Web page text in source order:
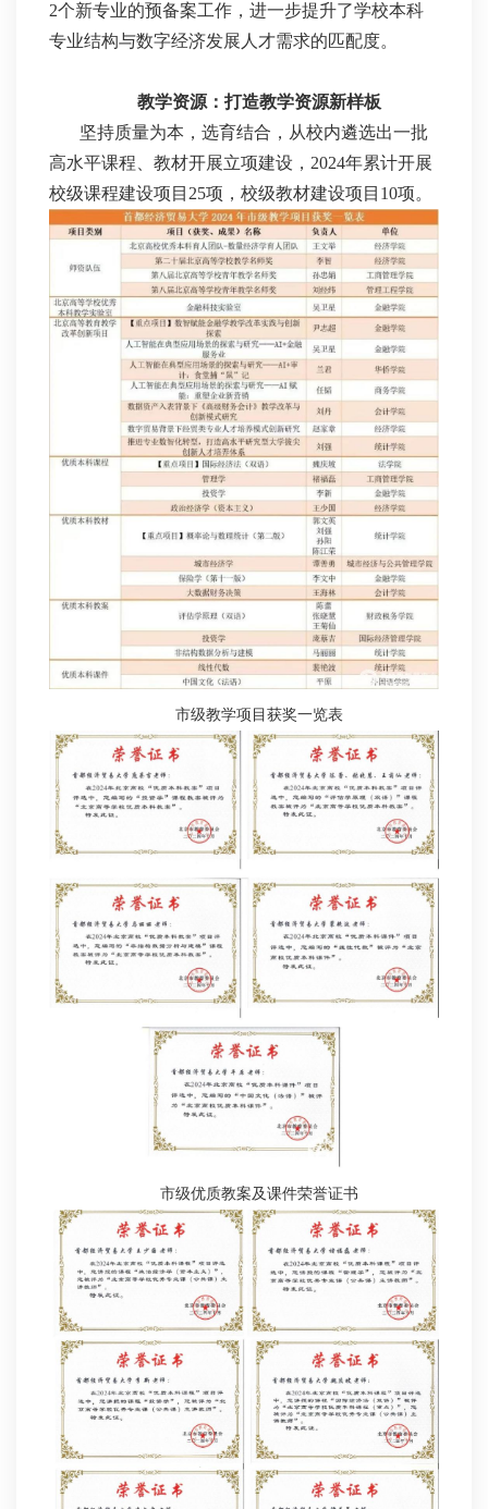
2个新专业的预备案工作，进一步提升了学校本科
专业结构与数字经济发展人才需求的匹配度。
教学资源：打造教学资源新样板
坚持质量为本，选育结合，从校内遴选出一批
高水平课程、教材开展立项建设，2024年累计开展
校级课程建设项目25项，校级教材建设项目10项。
市级教学项目获奖一览表
市级优质教案及课件荣誉证书